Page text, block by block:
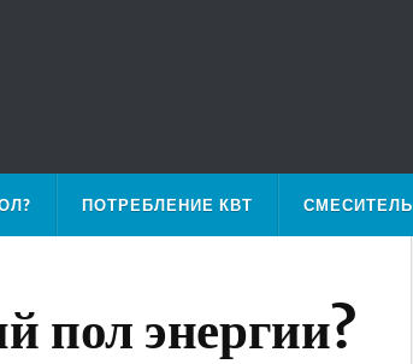
ПОТРЕБЛЕНИЕ КВТ СМЕСИТЕЛЬ
пол энергии?